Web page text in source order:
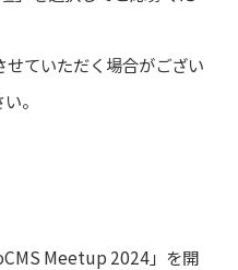
ていただく場合がござい
。
Meetup 2024」を開